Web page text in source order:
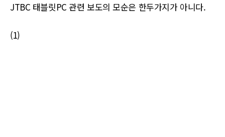
JTBC 태블릿PC 관련 보도의 모순은 한두가지가 아니다.
(1)